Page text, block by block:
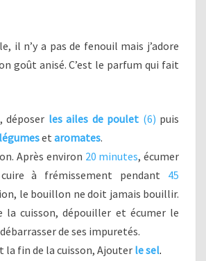
il n’y a pas de fenouil mais j’adore
goût anisé. C’est le parfum qui fait
déposer les ailes de poulet (6) puis
et aromates.
Après environ 20 minutes, écumer
à frémissement pendant 45
le bouillon ne doit jamais bouillir.
la cuisson, dépouiller et écumer le
de ses impuretés.
la fin de la cuisson, Ajouter le sel.